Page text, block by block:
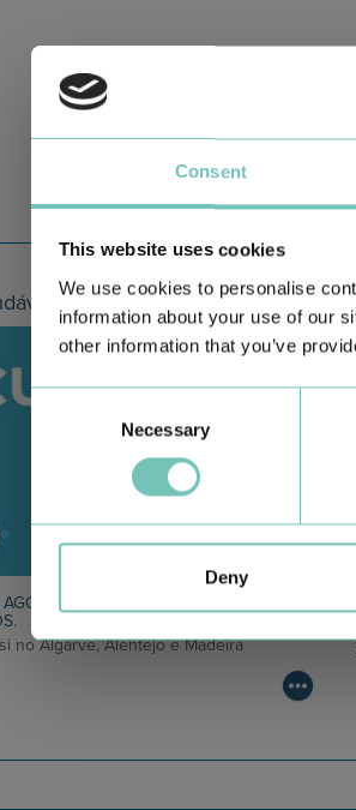
Consent
This website uses cookies
We use cookies to personalise
information about your use of our
other information that you’ve
Consent
Necessary
Deny
É CUF: JUNTOS E CADA VEZ
no Algarve, Alentejo e Madeira